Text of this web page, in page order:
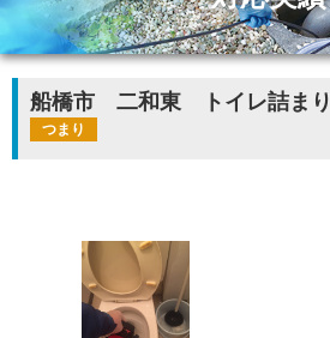
船橋市 二和東 トイレ詰まり
つまり